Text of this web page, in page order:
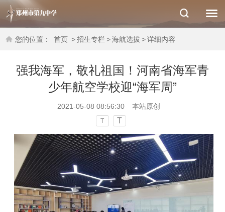
您的位置： 首页 >招生专栏 >海航选拔 >详细内容
强我海军，敬礼祖国！河南省海军青
少年航空学校迎“海军周”
2021-05-08 08:56:30 本站原创
T T